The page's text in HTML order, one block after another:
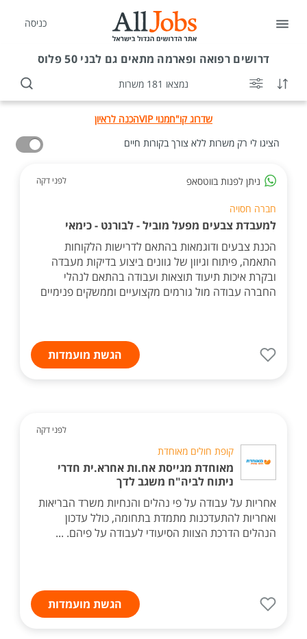
כניסה
דרושים רפואה ופארמה מתאים גם לבני 50 פלוס
נמצאו 181 משרות
שדרוג קו"חמנוי VIP
הכנה לראיון
הציגו לי רק משרות ללא צורך בקורות חיים
ניתן לפנות בווטסאפ לפני דקה
חברה חסויה
למעבדת צבעים מפעל מוביל - לבורנט - כימאי
הכנת צבעים ודוגמאות בהתאם לדרישות הלקוחות
התאמה, פיתוח וגיוון של גוונים ביצוע בדיקות מעבדה
ובקרת איכות תיעוד תוצאות ועבודה בהתאם לנהלי
החברה עבודה מול גורמים מקצועיים וממשקים פנימיים
הגשת מועמדות
לפני דקה
קופת חולים מאוחדת
מאוחדת מגייסת אח.ות אחרא.ית חדרי
ניתוח לביה"ח משגב לדך
אחריות על עבודה על פי נהלים והנחיות משרד הבריאות
ואחריות להתעדכנות מתמדת בתחומה, כולל עדכון
הנהלים הדרכת הצוות הסיעודי לעבודה על פיהם. ...
הגשת מועמדות